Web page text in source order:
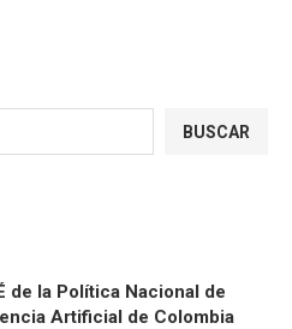
BUSCAR
de la Política Nacional de
Artificial de Colombia